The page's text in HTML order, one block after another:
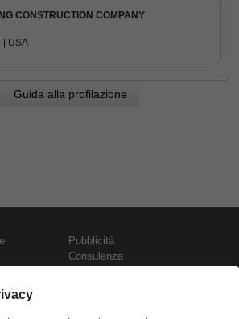
CONSTRUCTION COMPANY
| USA
Guida alla profilazione
Pubblicità
Consulenza